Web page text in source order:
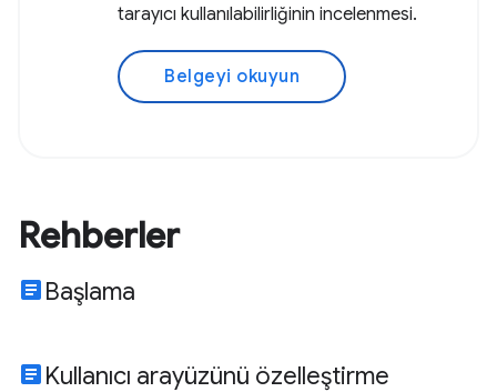
tarayıcı kullanılabilirliğinin incelenmesi.
Belgeyi okuyun
Rehberler
article Başlama
article Kullanıcı arayüzünü özelleştirme